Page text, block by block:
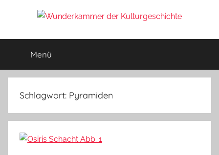
Wunderkammer
der
Kulturgeschichte
Geschichte
&
Archäologie
Menü
Schlagwort: Pyramiden